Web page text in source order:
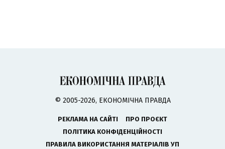
© 2005-2026, ЕКОНОМІЧНА ПРАВДА
РЕКЛАМА НА САЙТІ
ПРО ПРОЄКТ
ПОЛІТИКА КОНФІДЕНЦІЙНОСТІ
ПРАВИЛА ВИКОРИСТАННЯ МАТЕРІАЛІВ УП